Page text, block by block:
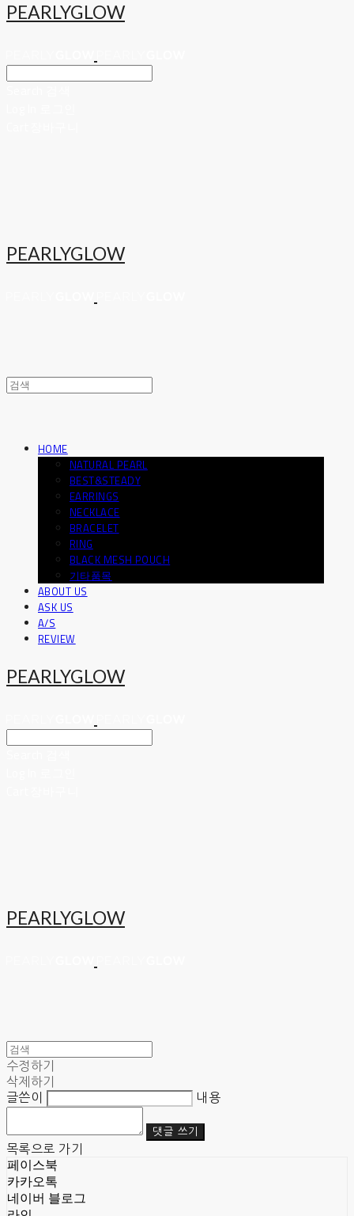
PEARLYGLOW
PEARLYGLOW
HOME
NATURAL PEARL
BEST&STEADY
EARRINGS
NECKLACE
BRACELET
RING
BLACK MESH POUCH
기타품목
ABOUT US
ASK US
A/S
REVIEW
PEARLYGLOW
PEARLYGLOW
수정하기
삭제하기
글쓴이
내용
댓글 쓰기
목록으로 가기
페이스북
카카오톡
네이버 블로그